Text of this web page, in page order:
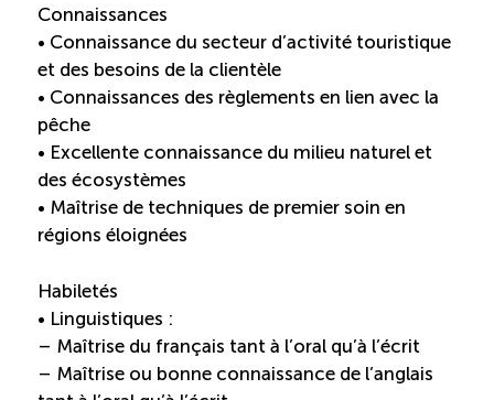
Connaissances
• Connaissance du secteur d’activité touristique
et des besoins de la clientèle
• Connaissances des règlements en lien avec la
pêche
• Excellente connaissance du milieu naturel et
des écosystèmes
• Maîtrise de techniques de premier soin en
régions éloignées
Habiletés
• Linguistiques :
– Maîtrise du français tant à l’oral qu’à l’écrit
– Maîtrise ou bonne connaissance de l’anglais